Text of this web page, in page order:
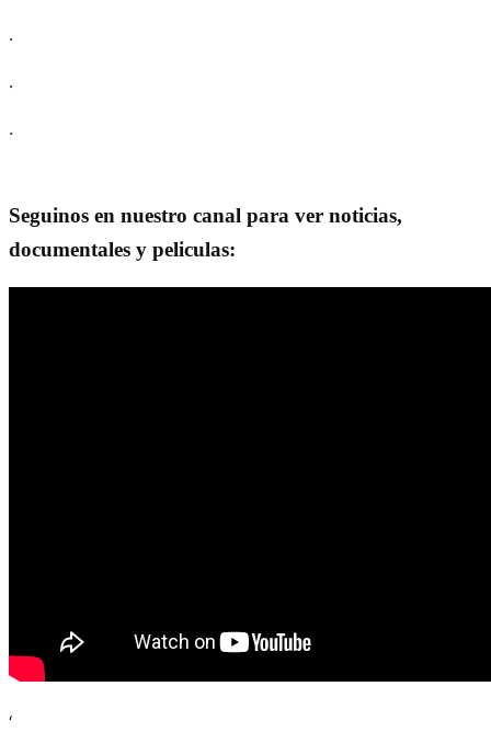
.
.
.
Seguinos en nuestro canal para ver noticias,
documentales y peliculas:
‘